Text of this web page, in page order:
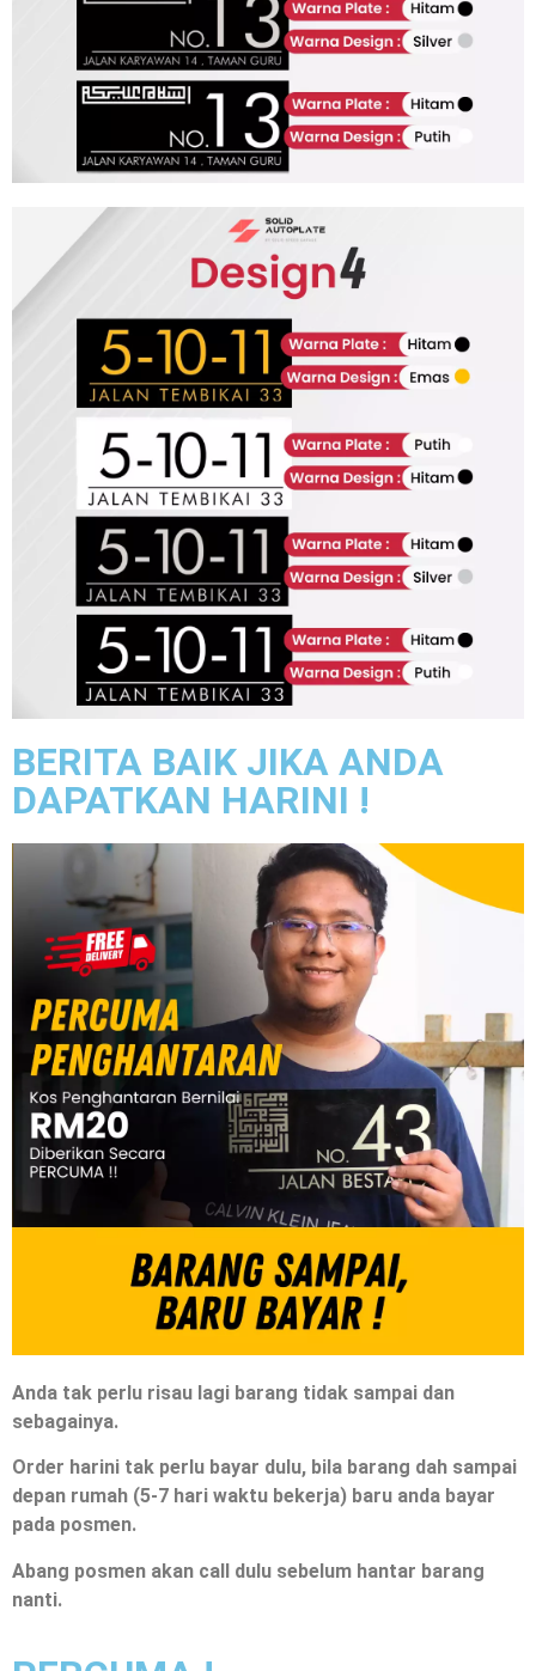
BERITA BAIK JIKA ANDA
DAPATKAN HARINI !
Anda tak perlu risau lagi barang tidak sampai dan
sebagainya.
Order harini tak perlu bayar dulu, bila barang dah sampai
depan rumah (5-7 hari waktu bekerja) baru anda bayar
pada posmen.
Abang posmen akan call dulu sebelum hantar barang
nanti.